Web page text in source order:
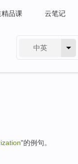
精品课 云笔记
中英
"的例句。